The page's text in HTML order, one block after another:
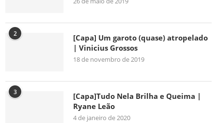
2
[Capa] Um garoto (quase) atropelado
| Vinicius Grossos
18 de novembro de 2019
3
[Capa]Tudo Nela Brilha e Queima |
Ryane Leão
4 de janeiro de 2020